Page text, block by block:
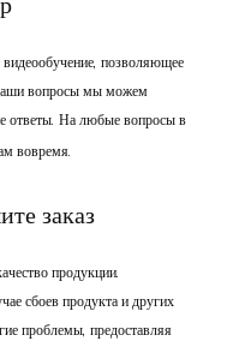
видеообучение, позволяющее
вопросы мы можем
ответы. На любые вопросы в
вовремя.
заказ
продукции.
сбоев продукта и других
проблемы, предоставляя